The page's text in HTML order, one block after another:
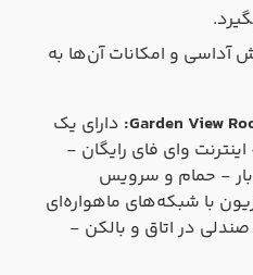
آداسی و امکانات آن‌ها به
دارای یک
- اینترنت وای فای رایگان -
بار - حمام و سرویس
با شبکه‌های ماهواره‌ای
در اتاق و بالکن -